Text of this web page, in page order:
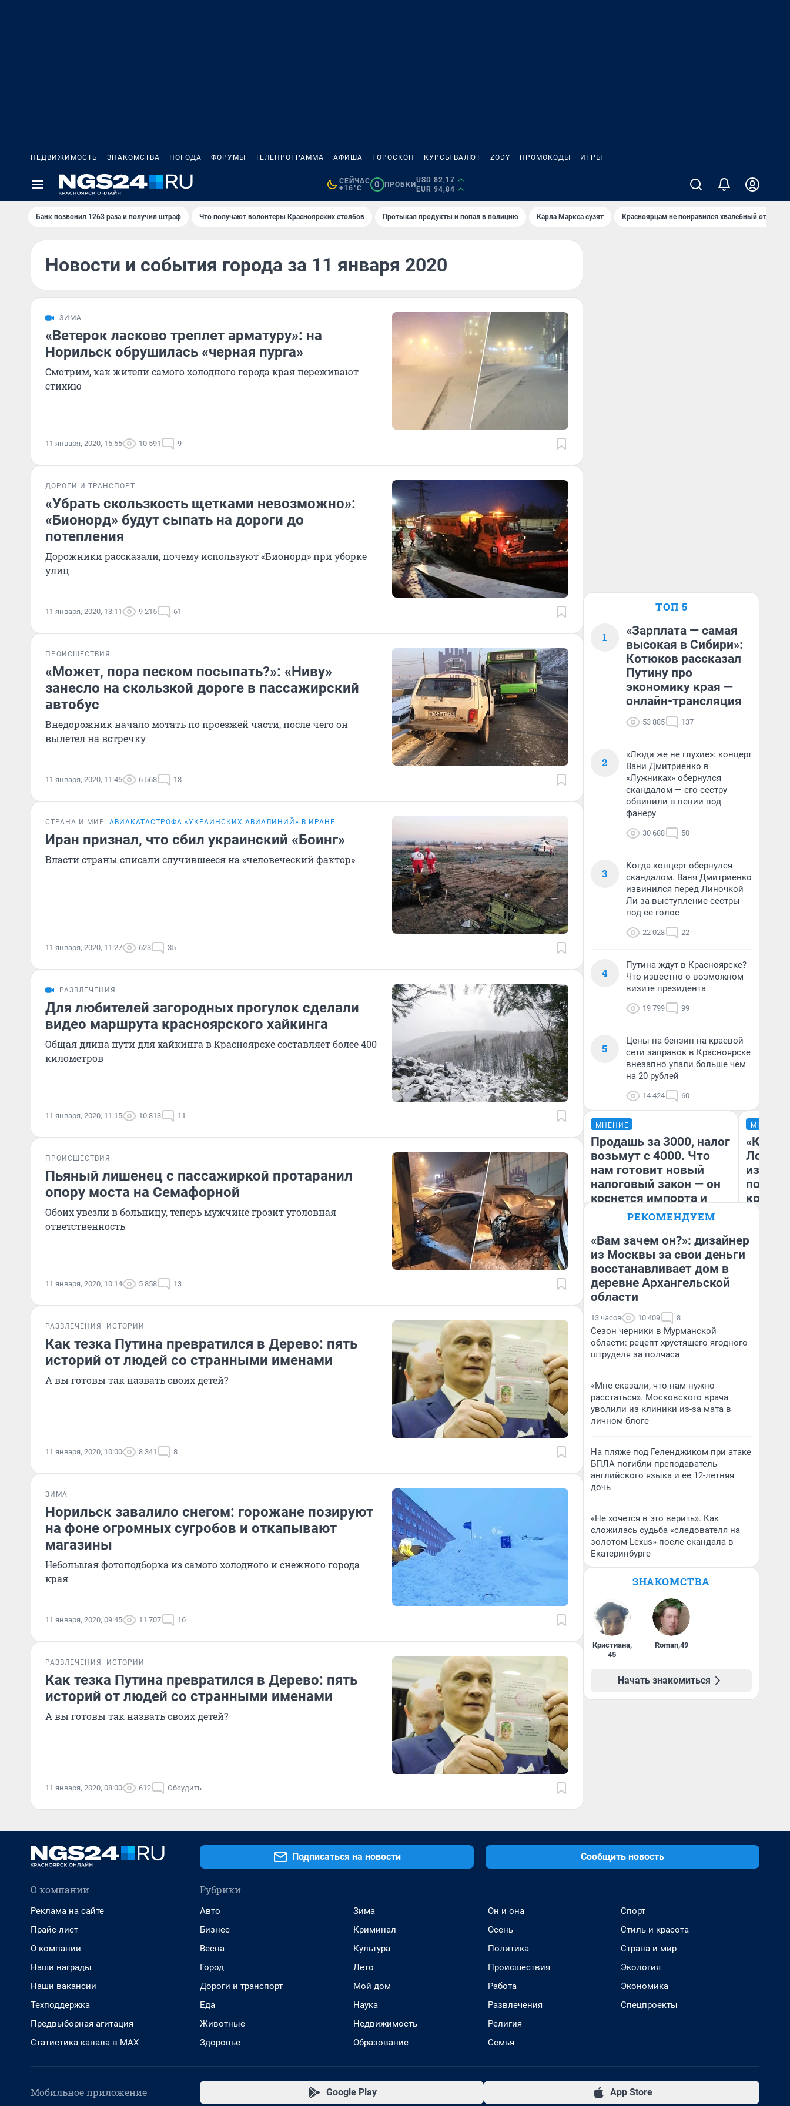
НЕДВИЖИМОСТЬ ЗНАКОМСТВА ПОГОДА ФОРУМЫ ТЕЛЕПРОГРАММА АФИША ГОРОСКОП КУРСЫ ВАЛЮТ ZODY ПРОМОКОДЫ ИГРЫ
СЕЙЧАС
+16°C
0 ПРОБКИ
USD 82,17
EUR 94,84
Банк позвонил 1263 раза и получил штраф Что получают волонтеры Красноярских столбов Протыкал продукты и попал в полицию Карла Маркса сузят Красноярцам не понравился хвалебный отзыв о
Новости и события города за 11 января 2020
ЗИМА
«Ветерок ласково треплет арматуру»: на
Норильск обрушилась «черная пурга»
Смотрим, как жители самого холодного города края переживают
стихию
11 января, 2020, 15:55 10 591 9
ДОРОГИ И ТРАНСПОРТ
«Убрать скользкость щетками невозможно»:
«Бионорд» будут сыпать на дороги до
потепления
Дорожники рассказали, почему используют «Бионорд» при уборке
улиц
11 января, 2020, 13:11 9 215 61
ПРОИСШЕСТВИЯ
«Может, пора песком посыпать?»: «Ниву»
занесло на скользкой дороге в пассажирский
автобус
Внедорожник начало мотать по проезжей части, после чего он
вылетел на встречку
11 января, 2020, 11:45 6 568 18
СТРАНА И МИР АВИАКАТАСТРОФА «УКРАИНСКИХ АВИАЛИНИЙ» В ИРАНЕ
Иран признал, что сбил украинский «Боинг»
Власти страны списали случившееся на «человеческий фактор»
11 января, 2020, 11:27 623 35
РАЗВЛЕЧЕНИЯ
Для любителей загородных прогулок сделали
видео маршрута красноярского хайкинга
Общая длина пути для хайкинга в Красноярске составляет более 400
километров
11 января, 2020, 11:15 10 813 11
ПРОИСШЕСТВИЯ
Пьяный лишенец с пассажиркой протаранил
опору моста на Семафорной
Обоих увезли в больницу, теперь мужчине грозит уголовная
ответственность
11 января, 2020, 10:14 5 858 13
РАЗВЛЕЧЕНИЯ ИСТОРИИ
Как тезка Путина превратился в Дерево: пять
историй от людей со странными именами
А вы готовы так назвать своих детей?
11 января, 2020, 10:00 8 341 8
ЗИМА
Норильск завалило снегом: горожане позируют
на фоне огромных сугробов и откапывают
магазины
Небольшая фотоподборка из самого холодного и снежного города
края
11 января, 2020, 09:45 11 707 16
РАЗВЛЕЧЕНИЯ ИСТОРИИ
Как тезка Путина превратился в Дерево: пять
историй от людей со странными именами
А вы готовы так назвать своих детей?
11 января, 2020, 08:00 612 Обсудить
ТОП 5
1
«Зарплата — самая
высокая в Сибири»:
Котюков рассказал
Путину про
экономику края —
онлайн-трансляция
53 885 137
2
«Люди же не глухие»: концерт
Вани Дмитриенко в
«Лужниках» обернулся
скандалом — его сестру
обвинили в пении под
фанеру
30 688 50
3
Когда концерт обернулся
скандалом. Ваня Дмитриенко
извинился перед Линочкой
Ли за выступление сестры
под ее голос
22 028 22
4
Путина ждут в Красноярске?
Что известно о возможном
визите президента
19 799 99
5
Цены на бензин на краевой
сети заправок в Красноярске
внезапно упали больше чем
на 20 рублей
14 424 60
МНЕНИЕ
Продашь за 3000, налог
возьмут с 4000. Что
нам готовит новый
налоговый закон — он
коснется импорта и
даже репетиторов
МНЕНИЕ
«Как
из
круче
города
РЕКОМЕНДУЕМ
«Вам зачем он?»: дизайнер
из Москвы за свои деньги
восстанавливает дом в
деревне Архангельской
области
13 часов 10 409 8
Сезон черники в Мурманской
области: рецепт хрустящего ягодного
штруделя за полчаса
«Мне сказали, что нам нужно
расстаться». Московского врача
уволили из клиники из-за мата в
личном блоге
На пляже под Геленджиком при атаке
БПЛА погибли преподаватель
английского языка и ее 12-летняя
дочь
«Не хочется в это верить». Как
сложилась судьба «следователя на
золотом Lexus» после скандала в
Екатеринбурге
ЗНАКОМСТВА
Кристиана,
45
Roman,49
Начать знакомиться
Подписаться на новости Сообщить новость
О компании
Реклама на сайте
Прайс-лист
О компании
Наши награды
Наши вакансии
Техподдержка
Предвыборная агитация
Статистика канала в MAX
Рубрики
Авто
Бизнес
Весна
Город
Дороги и транспорт
Еда
Животные
Здоровье
Зима
Криминал
Культура
Лето
Мой дом
Наука
Недвижимость
Образование
Он и она
Осень
Политика
Происшествия
Работа
Развлечения
Религия
Семья
Спорт
Стиль и красота
Страна и мир
Экология
Экономика
Спецпроекты
Мобильное приложение Google Play App Store